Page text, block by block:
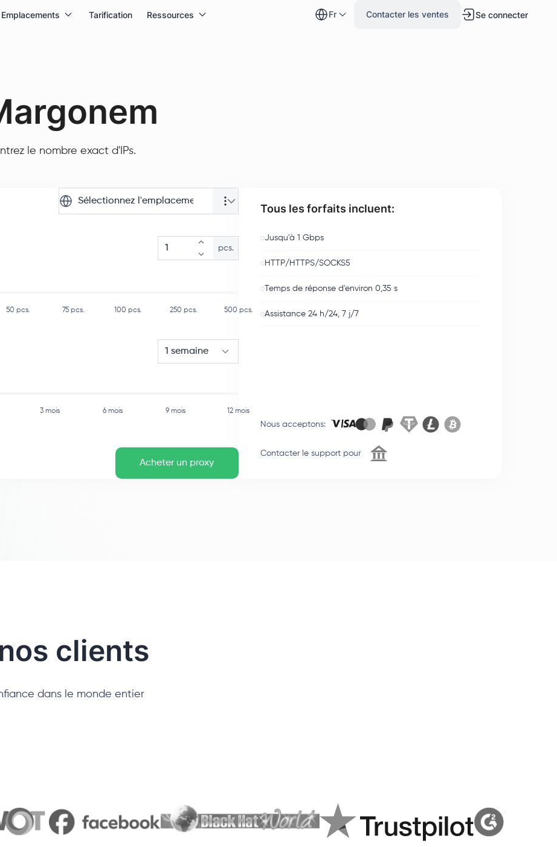
Emplacements Tarification Ressources fr Contacter les ventes Se connecter
le nombre exact d'IPs.
Sélectionnez l'emplacement
pcs.
50 pcs. 75 pcs. 100 pcs. 250 pcs. 500 pcs.
1 semaine
3 mois 6 mois 9 mois 12 mois
Acheter un proxy
Tous les forfaits incluent:
Jusqu'à 1 Gbps
HTTP/HTTPS/SOCKS5
Temps de réponse d'environ 0,35 s
Assistance 24 h/24, 7 j/7
Nous acceptons:
Contacter le support pour
clients
dans le monde entier